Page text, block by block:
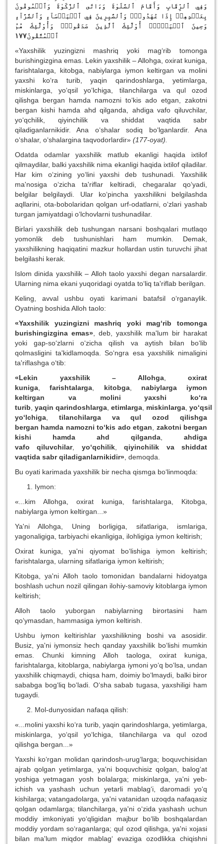
وَفِي ٱلرِّقَابِ وَأَقَامَ ٱلصَّلَوٰةَ وَءَاتَى ٱلزَّكَوٰةَ وَٱلۡمُوفُونَ
بِعَهۡدِهِمۡ إِذَا عَٰهَدُواْۖ وَٱلصَّٰبِرِينَ فِي ٱلۡبَأۡسَآءِ وَٱلضَّرَّآءِ
وَحِينَ ٱلۡبَأۡسِۗ أُوْلَٰٓئِكَ ٱلَّذِينَ صَدَقُواْۖ وَأُوْلَٰٓئِكَ هُمُ
ٱلۡمُتَّقُونَ١٧٧
«Yaxshilik yuzingizni mashriq yoki mag‘rib tomonga
burishingizgina emas. Lekin yaxshilik – Allohga, oxirat kuniga,
farishtalarga, kitobga, nabiylarga iymon keltirgan va molini
yaxshi ko‘ra turib, yaqin qarindoshlarga, yetimlarga,
miskinlarga, yo‘qsil yo‘lchiga, tilanchilarga va qul ozod
qilishga bergan hamda namozni to‘kis ado etgan, zakotni
bergan kishi hamda ahd qilganda, ahdiga vafo qiluvchilar,
yo‘qchilik, qiyinchilik va shiddat vaqtida sabr
qiladiganlarnikidir. Ana o‘shalar sodiq bo‘lganlardir. Ana
o‘shalar, o‘shalargina taqvodorlardir» (177-oyat).
Odatda odamlar yaxshilik matlub ekanligi haqida ixtilof
qilmaydilar, balki yaxshilik nima ekanligi haqida ixtilof qiladilar.
Har kim o‘zining yo‘lini yaxshi deb tushunadi. Yaxshilik
ma'nosiga o‘zicha ta'riflar keltiradi, chegaralar qo‘yadi,
belgilar belgilaydi. Ular ko‘pincha yaxshilikni belgilashda
aqllarini, ota-bobolaridan qolgan urf-odatlarni, o‘zlari yashab
turgan jamiyatdagi o‘lchovlarni tushunadilar.
Birlari yaxshilik deb tushungan narsani boshqalari mutlaqo
yomonlik deb tushunishlari ham mumkin. Demak,
yaxshilikning haqiqatini mazkur hollardan ustin turuvchi jihat
belgilashi kerak.
Islom dinida yaxshilik – Alloh taolo yaxshi degan narsalardir.
Ularning nima ekani yuqoridagi oyatda to‘liq ta'riflab berilgan.
Keling, avval ushbu oyati karimani batafsil o‘rganaylik.
Oyatning boshida Alloh taolo:
«Yaxshilik yuzingizni mashriq yoki mag‘rib tomonga
burishingizgina emas» , deb, yaxshilik ma'lum bir harakat
yoki gap-so‘zlarni o‘zicha qilish va aytish bilan bo‘lib
qolmasligini ta'kidlamoqda. So‘ngra esa yaxshilik nimaligini
ta'riflashga o‘tib:
«Lekin yaxshilik – Allohga,
oxirat
kuniga
farishtalarga kitobga,
nabiylarga iymon
keltirgan va molini yaxshi ko‘ra
turib yaqin qarindoshlarga etimlarga miskinlarga yo‘qsil
yo‘lchiga
tilanchilarga va qul ozod qilishga
bergan hamda namozni to‘kis ado etgan
zakotni bergan
kishi
hamda ahd qilganda ahdiga
vafo
qiluvchilar, yo‘qchilik, qiyinchilik va shiddat
vaqtida sabr qiladiganlarnikidir» , demoqda.
Bu oyati karimada yaxshilik bir necha qismga bo‘linmoqda:
Iymon:
«...kim Allohga, oxirat kuniga, farishtalarga, Kitobga,
nabiylarga iymon keltirgan...»
Ya'ni Allohga, Uning borligiga, sifatlariga, ismlariga,
yagonaligiga, tarbiyachi ekanligiga, ilohligiga iymon keltirish;
Oxirat kuniga, ya'ni qiyomat bo‘lishiga iymon keltirish;
farishtalarga, ularning sifatlariga iymon keltirish;
Kitobga, ya'ni Alloh taolo tomonidan bandalarni hidoyatga
boshlash uchun nozil qilingan ilohiy-samoviy kitoblarga iymon
keltirish;
Alloh taolo yuborgan nabiylarning birortasini ham
qo‘ymasdan, hammasiga iymon keltirish.
Ushbu iymon keltirishlar yaxshilikning boshi va asosidir.
Busiz, ya'ni iymonsiz hech qanday yaxshilik bo‘lishi mumkin
emas. Chunki kimning Alloh taologa, oxirat kuniga,
farishtalarga, kitoblarga, nabiylarga iymoni yo‘q bo‘lsa, undan
yaxshilik chiqmaydi, chiqsa ham, doimiy bo‘lmaydi, balki biror
sababga bog‘liq bo‘ladi. O‘sha sabab tugasa, yaxshiligi ham
tugaydi.
Mol-dunyosidan nafaqa qilish:
«...molini yaxshi ko‘ra turib, yaqin qarindoshlarga, yetimlarga,
miskinlarga, yo‘qsil yo‘lchiga, tilanchilarga va qul ozod
qilishga bergan...»
Yaxshi ko‘rgan molidan qarindosh-urug‘larga; boquvchisidan
ajrab qolgan yetimlarga, ya'ni boquvchisiz qolgan, balog‘at
yoshiga yetmagan yosh bolalarga; miskinlarga, ya'ni yeb-
ichish va yashash uchun yetarli mablag‘i, daromadi yo‘q
kishilarga; vatangadolarga, ya'ni vatanidan uzoqda nafaqasiz
qolgan odamlarga; tilanchilarga, ya'ni o‘zida yashash uchun
moddiy imkoniyati yo‘qligidan majbur bo‘lib boshqalardan
moddiy yordam so‘raganlarga; qul ozod qilishga, ya'ni xojasi
bilan ma'lum miqdor mablag‘ evaziga ozodlikka chiqishni